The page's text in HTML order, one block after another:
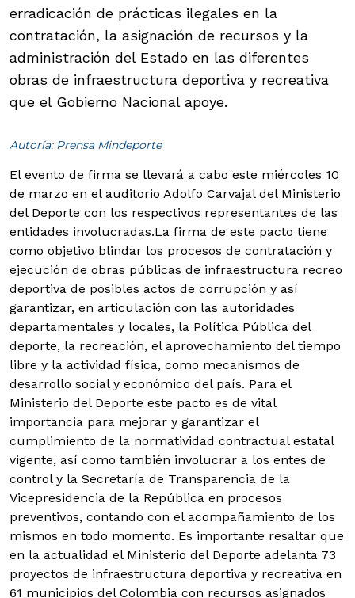
erradicación de prácticas ilegales en la
contratación, la asignación de recursos y la
administración del Estado en las diferentes
obras de infraestructura deportiva y recreativa
que el Gobierno Nacional apoye.
Autoría: Prensa Mindeporte
El evento de firma se llevará a cabo este miércoles 10
de marzo en el auditorio Adolfo Carvajal del Ministerio
del Deporte con los respectivos representantes de las
entidades involucradas.La firma de este pacto tiene
como objetivo blindar los procesos de contratación y
ejecución de obras públicas de infraestructura recreo
deportiva de posibles actos de corrupción y así
garantizar, en articulación con las autoridades
departamentales y locales, la Política Pública del
deporte, la recreación, el aprovechamiento del tiempo
libre y la actividad física, como mecanismos de
desarrollo social y económico del país. Para el
Ministerio del Deporte este pacto es de vital
importancia para mejorar y garantizar el
cumplimiento de la normatividad contractual estatal
vigente, así como también involucrar a los entes de
control y la Secretaría de Transparencia de la
Vicepresidencia de la República en procesos
preventivos, contando con el acompañamiento de los
mismos en todo momento. Es importante resaltar que
en la actualidad el Ministerio del Deporte adelanta 73
proyectos de infraestructura deportiva y recreativa en
61 municipios del Colombia con recursos asignados